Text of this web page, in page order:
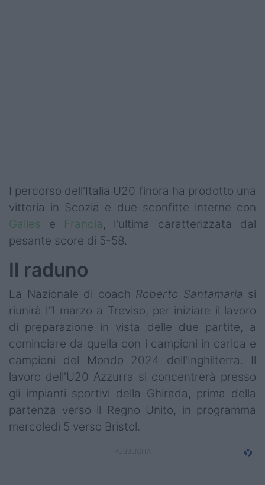
I percorso dell'Italia U20 finora ha prodotto una
vittoria in Scozia e due sconfitte interne con
Galles e Francia, l'ultima caratterizzata dal
pesante score di 5-58.
Il raduno
La Nazionale di coach Roberto Santamaria si
riunirà l'1 marzo a Treviso, per iniziare il lavoro
di preparazione in vista delle due partite, a
cominciare da quella con i campioni in carica e
campioni del Mondo 2024 dell'Inghilterra. Il
lavoro dell'U20 Azzurra si concentrerà presso
gli impianti sportivi della Ghirada, prima della
partenza verso il Regno Unito, in programma
mercoledì 5 verso Bristol.